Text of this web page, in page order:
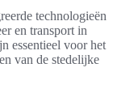
technologieën
en transport in
essentieel voor het
van de stedelijke